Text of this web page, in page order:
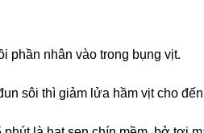
phần nhân vào trong bụng vịt.
sôi thì giảm lửa hầm vịt cho